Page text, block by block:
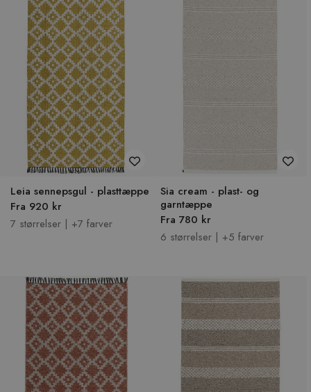
Leia sennepsgul - plasttæppe
Fra 920 kr
7 størrelser | +7 farver
Sia cream - plast- og
garntæppe
Fra 780 kr
6 størrelser | +5 farver